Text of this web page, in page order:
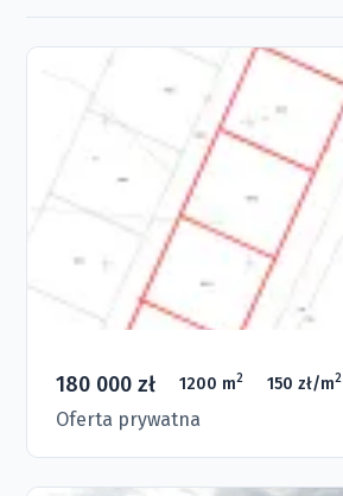
180 000 zł 1200 m2 150 zł/m2
Oferta prywatna